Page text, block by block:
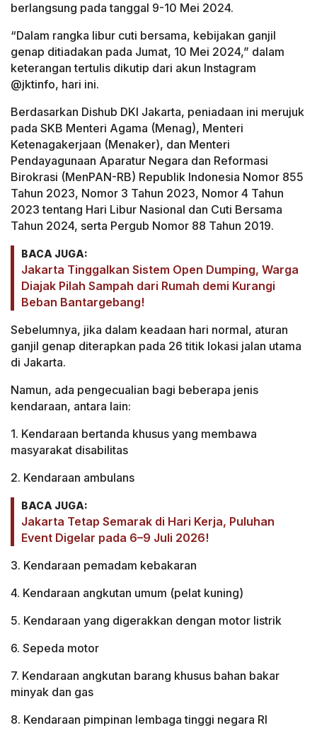
berlangsung pada tanggal 9-10 Mei 2024.
“Dalam rangka libur cuti bersama, kebijakan ganjil
genap ditiadakan pada Jumat, 10 Mei 2024,” dalam
keterangan tertulis dikutip dari akun Instagram
@jktinfo, hari ini.
Berdasarkan Dishub DKI Jakarta, peniadaan ini merujuk
pada SKB Menteri Agama (Menag), Menteri
Ketenagakerjaan (Menaker), dan Menteri
Pendayagunaan Aparatur Negara dan Reformasi
Birokrasi (MenPAN-RB) Republik Indonesia Nomor 855
Tahun 2023, Nomor 3 Tahun 2023, Nomor 4 Tahun
2023 tentang Hari Libur Nasional dan Cuti Bersama
Tahun 2024, serta Pergub Nomor 88 Tahun 2019.
BACA JUGA:
Jakarta Tinggalkan Sistem Open Dumping, Warga
Diajak Pilah Sampah dari Rumah demi Kurangi
Beban Bantargebang!
Sebelumnya, jika dalam keadaan hari normal, aturan
ganjil genap diterapkan pada 26 titik lokasi jalan utama
di Jakarta.
Namun, ada pengecualian bagi beberapa jenis
kendaraan, antara lain:
1. Kendaraan bertanda khusus yang membawa
masyarakat disabilitas
2. Kendaraan ambulans
BACA JUGA:
Jakarta Tetap Semarak di Hari Kerja, Puluhan
Event Digelar pada 6–9 Juli 2026!
3. Kendaraan pemadam kebakaran
4. Kendaraan angkutan umum (pelat kuning)
5. Kendaraan yang digerakkan dengan motor listrik
6. Sepeda motor
7. Kendaraan angkutan barang khusus bahan bakar
minyak dan gas
8. Kendaraan pimpinan lembaga tinggi negara RI